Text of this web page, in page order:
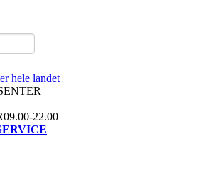
hele landet
22.00